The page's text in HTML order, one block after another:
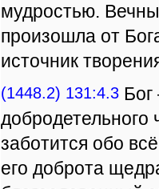
мудростью.
произошла от
источник
(1448.2) 131:4.3
заботится обо
его доброта